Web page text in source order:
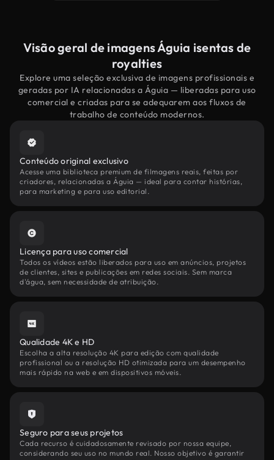
Visão geral de imagens Águia isentas de
royalties
Explore uma seleção exclusiva de imagens profissionais e
geradas por IA relacionadas a Águia — liberadas para uso
comercial e criadas para se adequarem aos fluxos de
trabalho de conteúdo modernos.
Conteúdo original exclusivo
Acesse uma biblioteca premium de filmagens reais, feitas por
criadores, relacionadas a Águia — ideal para contar histórias,
para marketing e para uso editorial.
Licença para uso comercial
Todos os vídeos estão liberados para uso em anúncios, projetos
de clientes, sites e publicações em redes sociais. Sem marca
d'água, sem necessidade de atribuição.
Qualidade 4K e HD
Escolha a alta resolução 4K para edição com qualidade
profissional ou a resolução HD otimizada para um desempenho
mais rápido na web e em dispositivos móveis.
Seguro para seus projetos
Cada recurso é cuidadosamente revisado por nossa equipe,
considerando seu uso no mundo real. Nosso objetivo é garantir